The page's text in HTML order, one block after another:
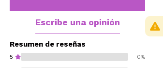
Escribe una opinión
Resumen de reseñas
5 0%